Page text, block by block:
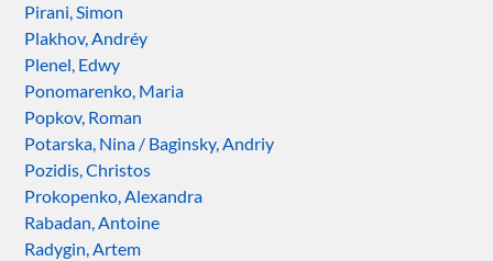
Pirani, Simon
Plakhov, Andréy
Plenel, Edwy
Ponomarenko, Maria
Popkov, Roman
Potarska, Nina / Baginsky, Andriy
Pozidis, Christos
Prokopenko, Alexandra
Rabadan, Antoine
Radygin, Artem